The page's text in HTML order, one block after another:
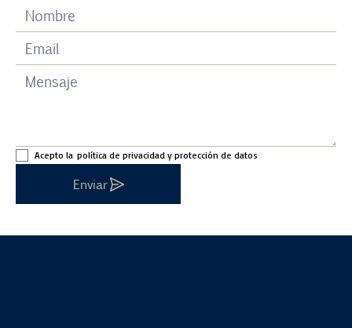
Acepto la política de privacidad y protección de datos
Enviar